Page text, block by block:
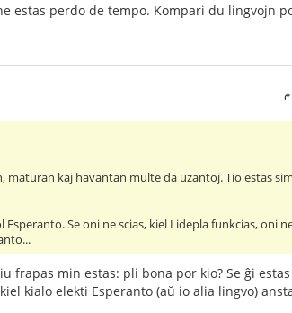
estas perdo de tempo. Kompari du lingvojn
kaj havantan multe da uzantoj. Tio estas
Se oni ne scias, kiel Lidepla funkcias, oni
frapas min estas: pli bona por kio? Se ĝi
kialo elekti Esperanto (aŭ io alia lingvo)